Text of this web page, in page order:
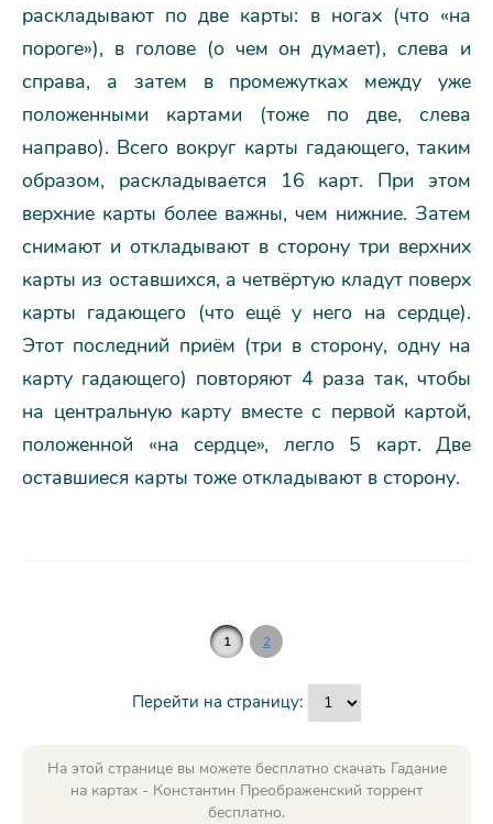
раскладывают по две карты: в ногах (что «на
пороге»), в голове (о чем он думает), слева и
справа, а затем в промежутках между уже
положенными картами (тоже по две, слева
направо). Всего вокруг карты гадающего, таким
образом, раскладывается 16 карт. При этом
верхние карты более важны, чем нижние. Затем
снимают и откладывают в сторону три верхних
карты из оставшихся, а четвёртую кладут поверх
карты гадающего (что ещё у него на сердце).
Этот последний приём (три в сторону, одну на
карту гадающего) повторяют 4 раза так, чтобы
на центральную карту вместе с первой картой,
положенной «на сердце», легло 5 карт. Две
оставшиеся карты тоже откладывают в сторону.
1 2
Перейти на страницу:
На этой странице вы можете бесплатно скачать Гадание
на картах - Константин Преображенский торрент
бесплатно.